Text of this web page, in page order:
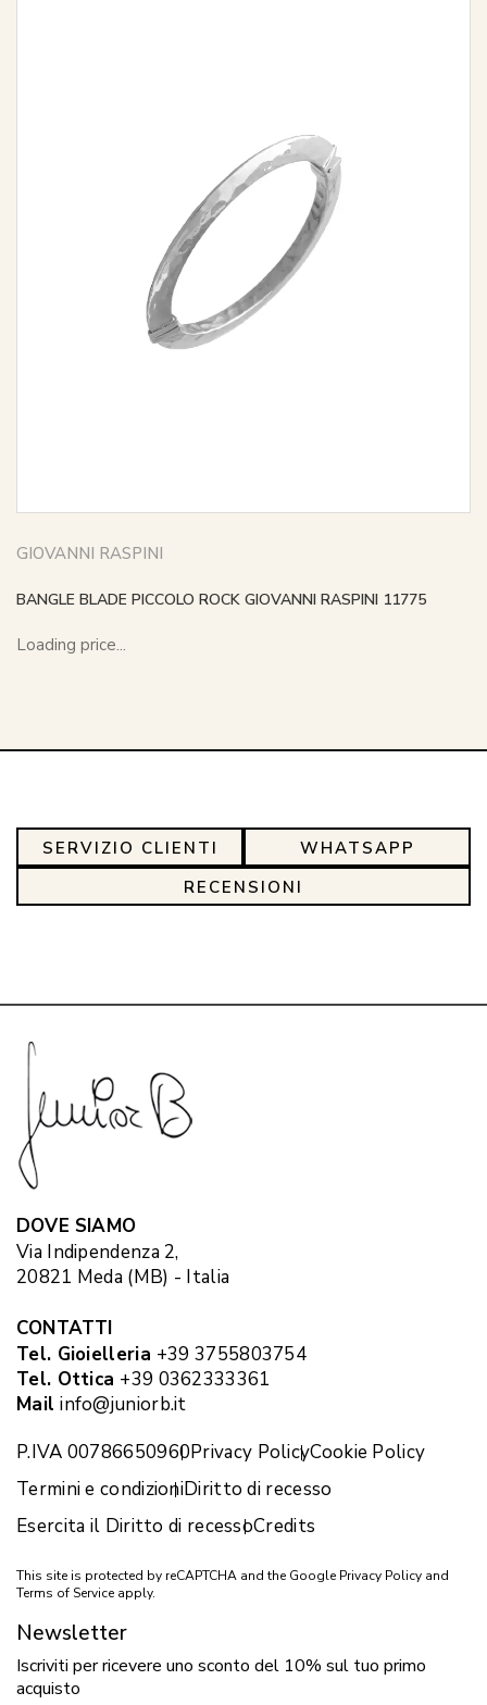
GIOVANNI RASPINI
BANGLE BLADE PICCOLO ROCK GIOVANNI RASPINI 11775
Loading price...
SERVIZIO CLIENTI
WHATSAPP
RECENSIONI
DOVE SIAMO
Via Indipendenza 2,
20821 Meda (MB) - Italia
CONTATTI
Tel. Gioielleria +39 3755803754
Tel. Ottica +39 0362333361
Mail info@juniorb.it
P.IVA 00786650960Privacy PolicyCookie Policy
Termini e condizioniDiritto di recesso
Esercita il Diritto di recessoCredits
This site is protected by reCAPTCHA and the Google Privacy Policy and
Terms of Service apply.
Newsletter
Iscriviti per ricevere uno sconto del 10% sul tuo primo
acquisto